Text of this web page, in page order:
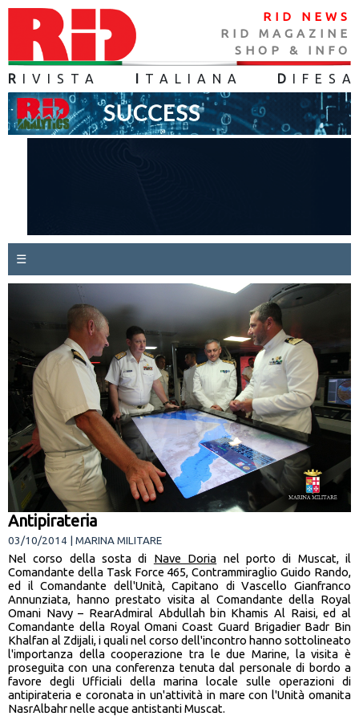
RID NEWS
RID MAGAZINE
SHOP & INFO
R IVISTA TALIANA D IFES A
☰
Antipirateria
03/10/2014 | MARINA MILITARE
Nel corso della sosta di Nave Doria nel porto di Muscat, il
Comandante della Task Force 465, Contrammiraglio Guido Rando,
ed il Comandante dell'Unità, Capitano di Vascello Gianfranco
Annunziata, hanno prestato visita al Comandante della Royal
Omani Navy – RearAdmiral Abdullah bin Khamis Al Raisi, ed al
Comandante della Royal Omani Coast Guard Brigadier Badr Bin
Khalfan al Zdijali, i quali nel corso dell'incontro hanno sottolineato
l'importanza della cooperazione tra le due Marine, la visita è
proseguita con una conferenza tenuta dal personale di bordo a
favore degli Ufficiali della marina locale sulle operazioni di
antipirateria e coronata in un'attività in mare con l'Unità omanita
NasrAlbahr nelle acque antistanti Muscat.